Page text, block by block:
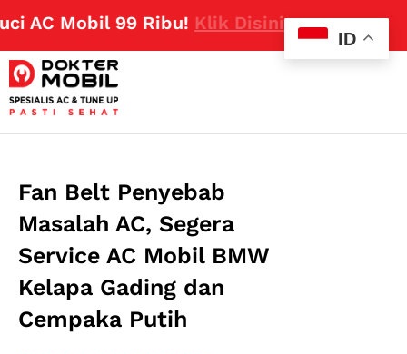
Mobil 99 Ribu!Klik Disini
Fan Belt Penyebab
Masalah AC, Segera
Service AC Mobil BMW
Kelapa Gading dan
Cempaka Putih
ID